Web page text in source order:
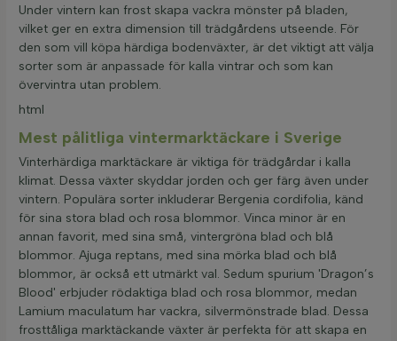
Under vintern kan frost skapa vackra mönster på bladen,
vilket ger en extra dimension till trädgårdens utseende. För
den som vill köpa härdiga bodenväxter, är det viktigt att välja
sorter som är anpassade för kalla vintrar och som kan
övervintra utan problem.
html
Mest pålitliga vintermarktäckare i Sverige
Vinterhärdiga marktäckare är viktiga för trädgårdar i kalla
klimat. Dessa växter skyddar jorden och ger färg även under
vintern. Populära sorter inkluderar Bergenia cordifolia, känd
för sina stora blad och rosa blommor. Vinca minor är en
annan favorit, med sina små, vintergröna blad och blå
blommor. Ajuga reptans, med sina mörka blad och blå
blommor, är också ett utmärkt val. Sedum spurium 'Dragon’s
Blood' erbjuder rödaktiga blad och rosa blommor, medan
Lamium maculatum har vackra, silvermönstrade blad. Dessa
frosttåliga marktäckande växter är perfekta för att skapa en